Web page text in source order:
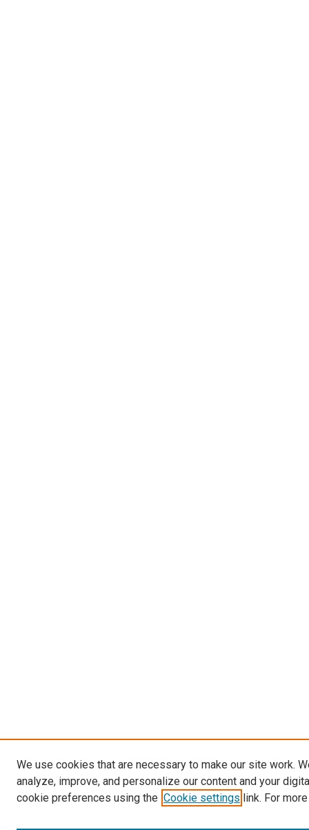
We use cookies that are necessary to make our site work.
analyze, improve, and personalize our content and your
cookie preferences using the Cookie settings link. For